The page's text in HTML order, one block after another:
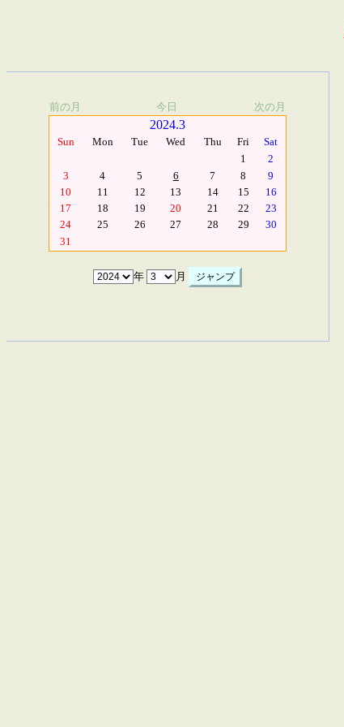
前の月 今日 次の月
2024.3
Sun Mon Tue Wed Thu Fri
Sat
1
2
3
4 5 6 7 8
9
10
11 12 13 14 15
16
17
18 19 20 21 22
23
24
25 26 27 28 29
30
31
年 月